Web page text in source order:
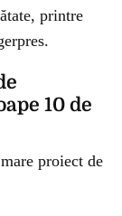
printre
10 de
proiect de